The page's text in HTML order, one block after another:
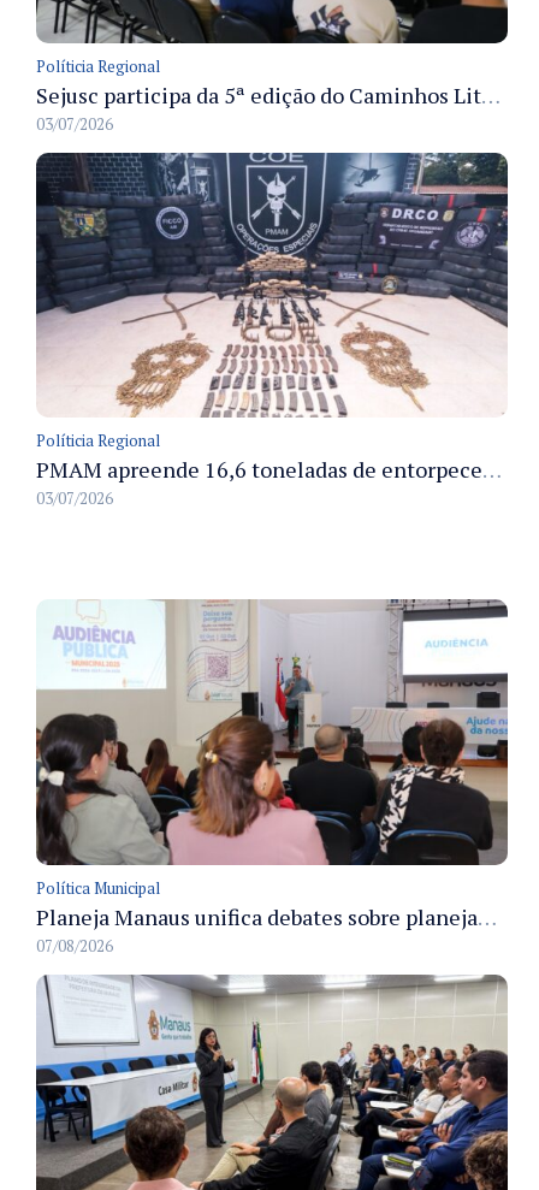
Políticia Regional
Sejusc participa da 5ª edição do Caminhos Literários com foco na cultura hip-hop nas unidades socioeducativas
03/07/2026
Políticia Regional
PMAM apreende 16,6 toneladas de entorpecentes e registra aumento nas prisões em flagrante e nas capturas de foragidos no primeiro semestre de 2026
03/07/2026
Política Municipal
Planeja Manaus unifica debates sobre planejamento público, orçamento e serviços nos dias 16 e 17 de setembro
07/08/2026